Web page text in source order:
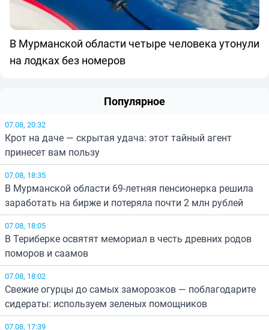
В Мурманской области четыре человека утонули
на лодках без номеров
Популярное
07.08, 20:32
Крот на даче — скрытая удача: этот тайный агент
принесет вам пользу
07.08, 18:35
В Мурманской области 69-летняя пенсионерка решила
заработать на бирже и потеряла почти 2 млн рублей
07.08, 18:05
В Териберке освятят мемориал в честь древних родов
поморов и саамов
07.08, 18:02
Свежие огурцы до самых заморозков — поблагодарите
сидераты: используем зеленых помощников
07.08, 17:39